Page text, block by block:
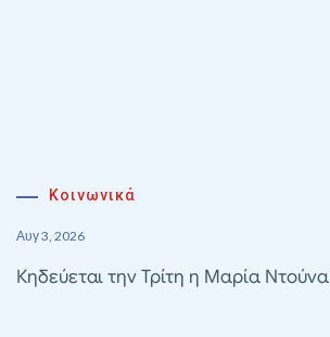
Κοινωνικά
Αυγ 3, 2026
Κηδεύεται την Τρίτη η Μαρία Ντούνα